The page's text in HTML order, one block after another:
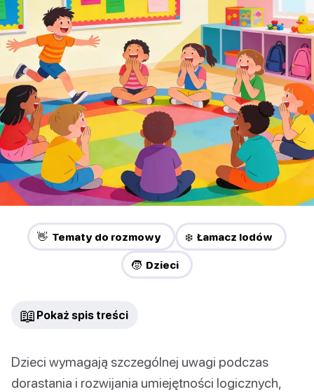
👋 Tematy do rozmowy ❄️ Łamacz lodów
🧒 Dzieci
📖 Pokaż spis treści
Dzieci wymagają szczególnej uwagi podczas
dorastania i rozwijania umiejętności logicznych,